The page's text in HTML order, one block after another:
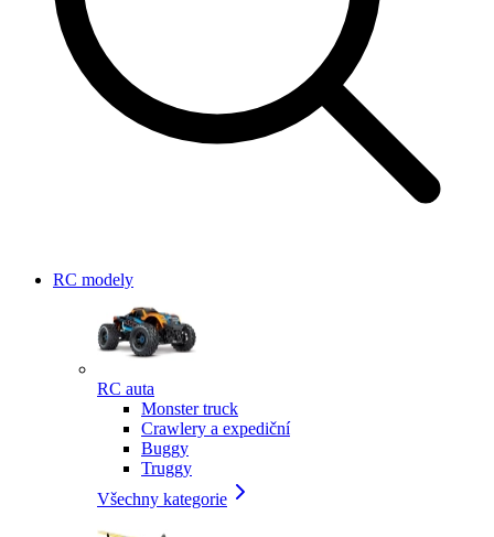
RC modely
RC auta
Monster truck
Crawlery a expediční
Buggy
Truggy
Všechny kategorie